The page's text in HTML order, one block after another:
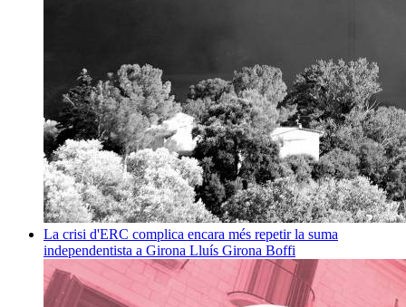
La crisi d'ERC complica encara més repetir la suma
independentista a Girona Lluís Girona Boffi